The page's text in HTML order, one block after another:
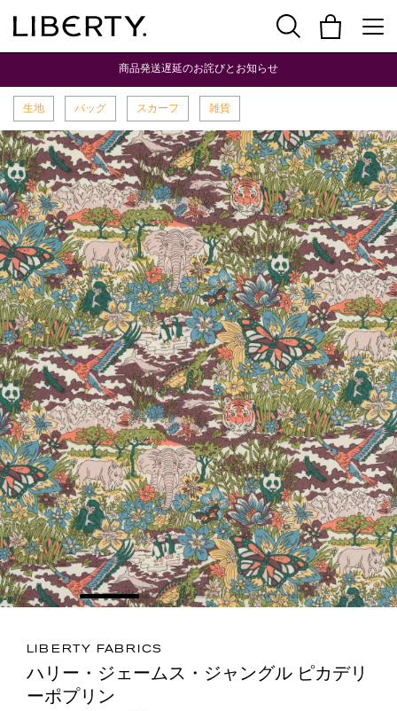
商品発送遅延のお詫びとお知らせ
生地 バッグ スカーフ 雑貨
LIBERTY FABRICS
ハリー・ジェームス・ジャングル ピカデリ
ーポプリン